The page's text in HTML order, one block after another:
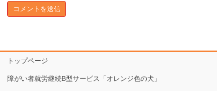
トップページ
障がい者就労継続B型サービス「オレンジ色の犬」